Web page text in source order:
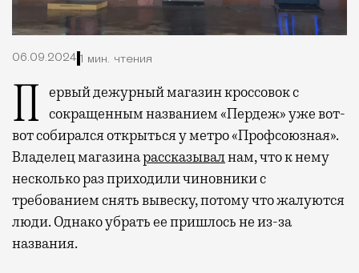
06.09.2024 1 мин. чтения
Первый дежурный магазин кроссовок с сокращенным названием «Пердеж» уже вот-
вот собирался открыться у метро «Профсоюзная».
Владелец магазинарассказывалнам, что к нему
несколько раз приходили чиновники с
требованием снять вывеску, потому что жалуются
люди. Однако убрать ее пришлось не из-за
названия.